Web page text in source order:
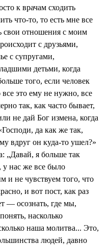
к врачам сходить
что-то, то есть мне все
свои отношения с моим
с друзьями,
с супругами,
детьми, когда
того, если человек
все это ему не нужно, все
так, как часто бывает,
не дай Бог измена, когда
да как же так,
вдруг он куда-то ушел?»
„Давай, я больше так
у нас же все было
и не чувствуем того, что
и вот пост, как раз
— осознать, где мы,
насколько
наша молитва... Это,
людей, давно